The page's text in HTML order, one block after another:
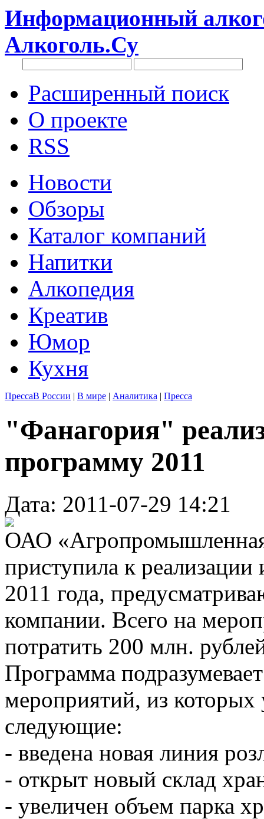
Информационный
Алкоголь.Су
Расширенный поиск
О проекте
RSS
Новости
Обзоры
Каталог компаний
Напитки
Алкопедия
Креатив
Юмор
Кухня
ПрессаВ России | В мире | Аналитика | Пресса
"Фанагория"
программу 2011
Дата: 2011-07-29 14:21
ОАО
приступила к
2011 года,
компании. Всего на
потратить 200 млн.
Программа
мероприятий, из
следующие:
- введена новая линия
- открыт новый склад
- увеличен объем парка